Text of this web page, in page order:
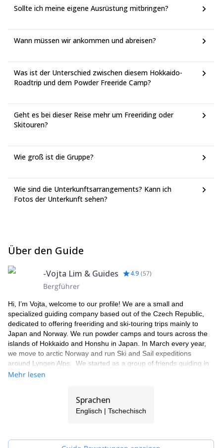
Sollte ich meine eigene Ausrüstung mitbringen?
Wann müssen wir ankommen und abreisen?
Was ist der Unterschied zwischen diesem Hokkaido-
Roadtrip und dem Powder Freeride Camp?
Geht es bei dieser Reise mehr um Freeriding oder
Skitouren?
Wie groß ist die Gruppe?
Wie sind die Unterkunftsarrangements? Kann ich
Fotos der Unterkunft sehen?
Über den Guide
-Vojta Lim & Guides 4.9 (57)
Bergführer
Hi, I’m Vojta, welcome to our profile! We are a small and
specialized guiding company based out of the Czech Republic,
dedicated to offering freeriding and ski-touring trips mainly to
Japan and Norway. We run powder camps and tours across the
islands of Hokkaido and Honshu in Japan. In March every year,
we move to arctic Norway and run Ski and Sail expeditions
around Lyngen Alps. We started as a group of friends guiding in
Japan in 2013 and we still beleive you should feel like you are
lines possible. We have strong area knowledge of the terrain and
go the extra mile to provide you with an unforgettable experience.
snowboarder.
Mehr lesen
Sprachen
Englisch | Tschechisch